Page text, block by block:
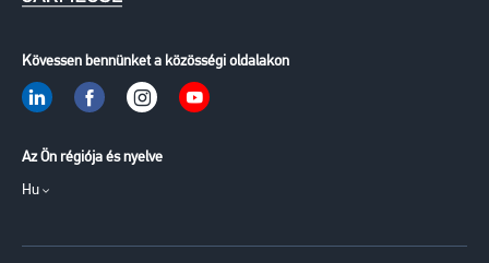
Kövessen bennünket a közösségi oldalakon
Az Ön régiója és nyelve
Hu